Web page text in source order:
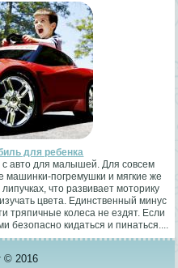
для ребенка
авто для малышей. Для совсем
машинки-погремушки и мягкие же
что развивает моторику
цвета. Единственный минус
тряпичные колеса не ездят. Если
безопасно кидаться и пинаться....
© 2016